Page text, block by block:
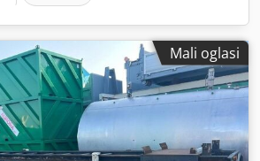
Mali oglasi